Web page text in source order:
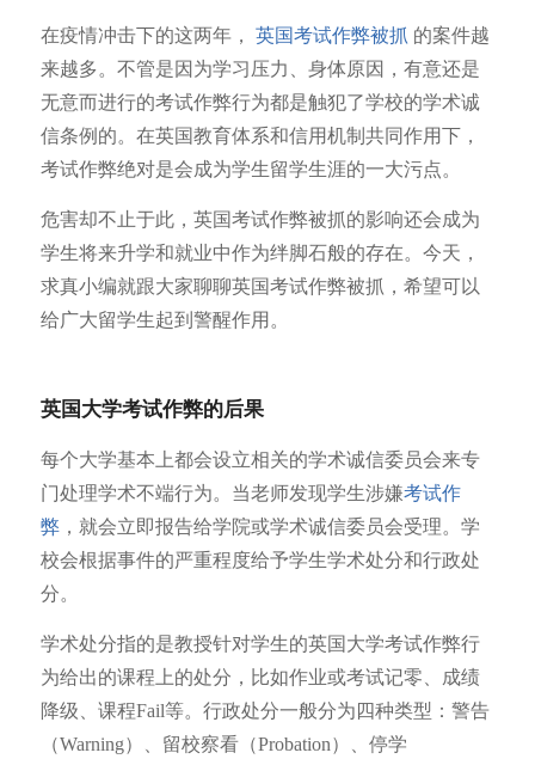
在疫情冲击下的这两年， 英国考试作弊被抓 的案件越
来越多。不管是因为学习压力、身体原因，有意还是
无意而进行的考试作弊行为都是触犯了学校的学术诚
信条例的。在英国教育体系和信用机制共同作用下，
考试作弊绝对是会成为学生留学生涯的一大污点。
危害却不止于此，英国考试作弊被抓的影响还会成为
学生将来升学和就业中作为绊脚石般的存在。今天，
求真小编就跟大家聊聊英国考试作弊被抓，希望可以
给广大留学生起到警醒作用。
英国大学考试作弊的后果
每个大学基本上都会设立相关的学术诚信委员会来专
门处理学术不端行为。当老师发现学生涉嫌考试作
弊，就会立即报告给学院或学术诚信委员会受理。学
校会根据事件的严重程度给予学生学术处分和行政处
分。
学术处分指的是教授针对学生的英国大学考试作弊行
为给出的课程上的处分，比如作业或考试记零、成绩
降级、课程Fail等。行政处分一般分为四种类型：警告
（Warning）、留校察看（Probation）、停学